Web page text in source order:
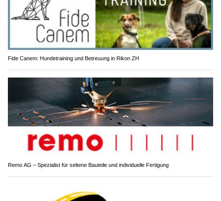
Fide Canem: Hundetraining und Betreuung in Rikon ZH
Remo AG – Spezialist für seltene Bauteile und individuelle Fertigung